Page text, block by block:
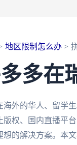
地区限制怎么办
多在
海外的华人、留学
版权、国内直播平
想的解决方案。本